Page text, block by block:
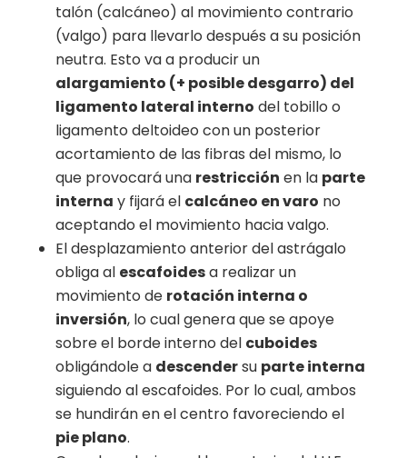
talón (calcáneo) al movimiento contrario
(valgo) para llevarlo después a su posición
neutra. Esto va a producir un
alargamiento (+ posible desgarro) del
ligamento lateral interno del tobillo o
ligamento deltoideo con un posterior
acortamiento de las fibras del mismo, lo
que provocará una restricción en la parte
interna y fijará el calcáneo en varo no
aceptando el movimiento hacia valgo.
El desplazamiento anterior del astrágalo
obliga al escafoidesa realizar un
movimiento de rotación interna o
inversión, lo cual genera que se apoye
sobre el borde interno del cuboides
obligándole a descendersu parte interna
siguiendo al escafoides. Por lo cual, ambos
se hundirán en el centro favoreciendo el
pie plano.